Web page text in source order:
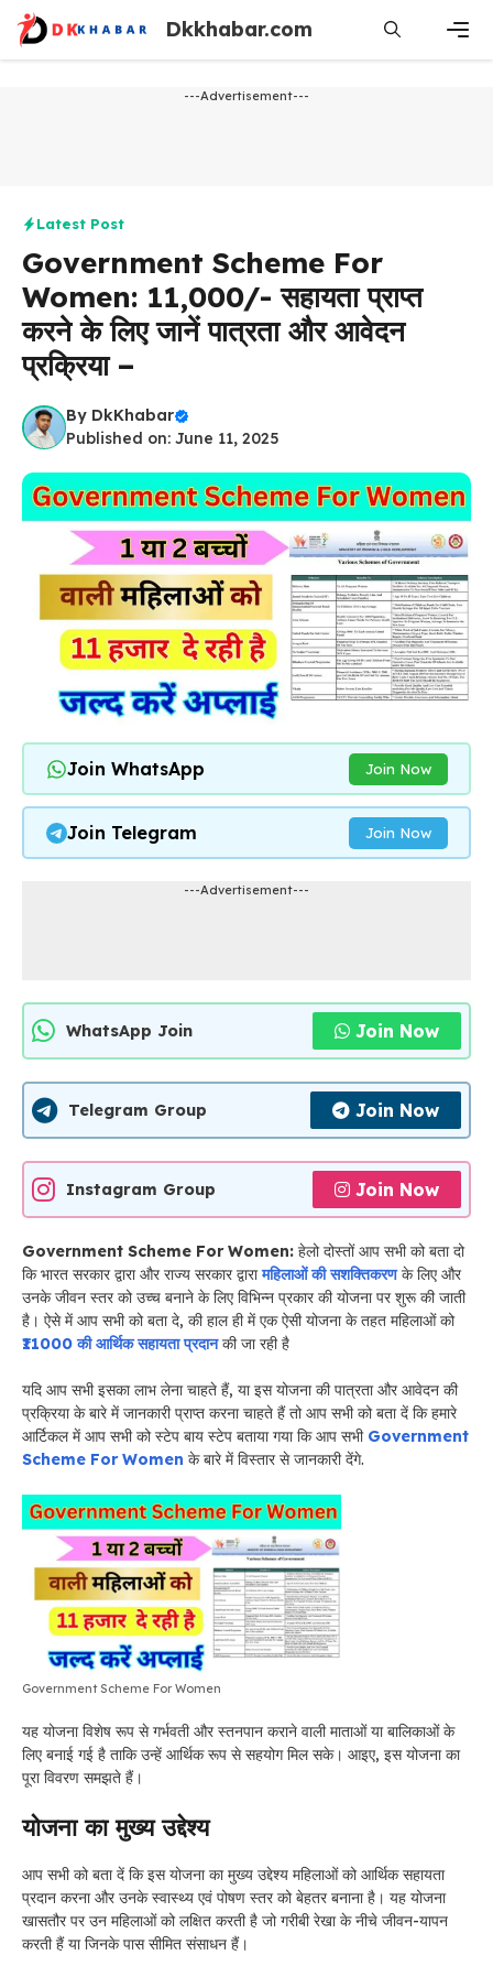
Skip
content
Dkkhabar.com
---Advertisement---
Latest Post
Government Scheme For
Women: ₹11,000/- सहायता प्राप्त
करने के लिए जानें पात्रता और आवेदन
प्रक्रिया –
By DkKhabar
Published on: June 11, 2025
Join WhatsApp Join Now
Join Telegram Join Now
---Advertisement---
WhatsApp Join Join Now
Telegram Group Join Now
Instagram Group Join Now
Government Scheme For Women: हेलो दोस्तों आप सभी को बता दो
कि भारत सरकार द्वारा और राज्य सरकार द्वारामहिलाओं की सशक्तिकरणके लिए और
उनके जीवन स्तर को उच्च बनाने के लिए विभिन्न प्रकार की योजना पर शुरू की जाती
है। ऐसे में आप सभी को बता दे, की हाल ही में एक ऐसी योजना के तहत महिलाओं को
₹11000 की आर्थिक सहायता प्रदानकी जा रही है
यदि आप सभी इसका लाभ लेना चाहते हैं, या इस योजना की पात्रता और आवेदन की
प्रक्रिया के बारे में जानकारी प्राप्त करना चाहते हैं तो आप सभी को बता दें कि हमारे
आर्टिकल में आप सभी को स्टेप बाय स्टेप बताया गया कि आप सभी Government
Scheme For Women के बारे में विस्तार से जानकारी देंगे.
Government Scheme For Women
यह योजना विशेष रूप से गर्भवती और स्तनपान कराने वाली माताओं या बालिकाओं के
लिए बनाई गई है ताकि उन्हें आर्थिक रूप से सहयोग मिल सके। आइए, इस योजना का
पूरा विवरण समझते हैं।
योजना का मुख्य उद्देश्य
आप सभी को बता दें कि इस योजना का मुख्य उद्देश्य महिलाओं को आर्थिक सहायता
प्रदान करना और उनके स्वास्थ्य एवं पोषण स्तर को बेहतर बनाना है। यह योजना
खासतौर पर उन महिलाओं को लक्षित करती है जो गरीबी रेखा के नीचे जीवन-यापन
करती हैं या जिनके पास सीमित संसाधन हैं।